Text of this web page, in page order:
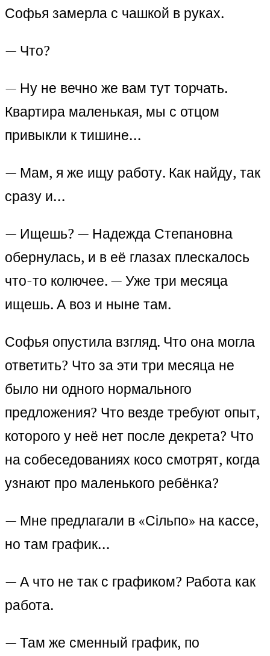
Софья замерла с чашкой в руках.
— Что?
— Ну не вечно же вам тут торчать.
Квартира маленькая, мы с отцом
привыкли к тишине…
— Мам, я же ищу работу. Как найду, так
сразу и…
— Ищешь? — Надежда Степановна
обернулась, и в её глазах плескалось
что-то колючее. — Уже три месяца
ищешь. А воз и ныне там.
Софья опустила взгляд. Что она могла
ответить? Что за эти три месяца не
было ни одного нормального
предложения? Что везде требуют опыт,
которого у неё нет после декрета? Что
на собеседованиях косо смотрят, когда
узнают про маленького ребёнка?
— Мне предлагали в «Сільпо» на кассе,
но там график…
— А что не так с графиком? Работа как
работа.
— Там же сменный график, по